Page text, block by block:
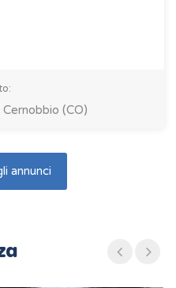
(CO)
annunci